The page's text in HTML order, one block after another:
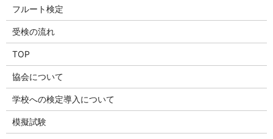
フルート検定
受検の流れ
TOP
協会について
学校への検定導入について
模擬試験